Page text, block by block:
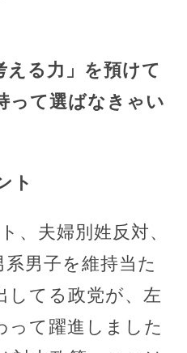
える力」を預けて
って選ばなきゃい
ト
、夫婦別姓反対、
男子を維持当た
してる政党が、左
って躍進しました